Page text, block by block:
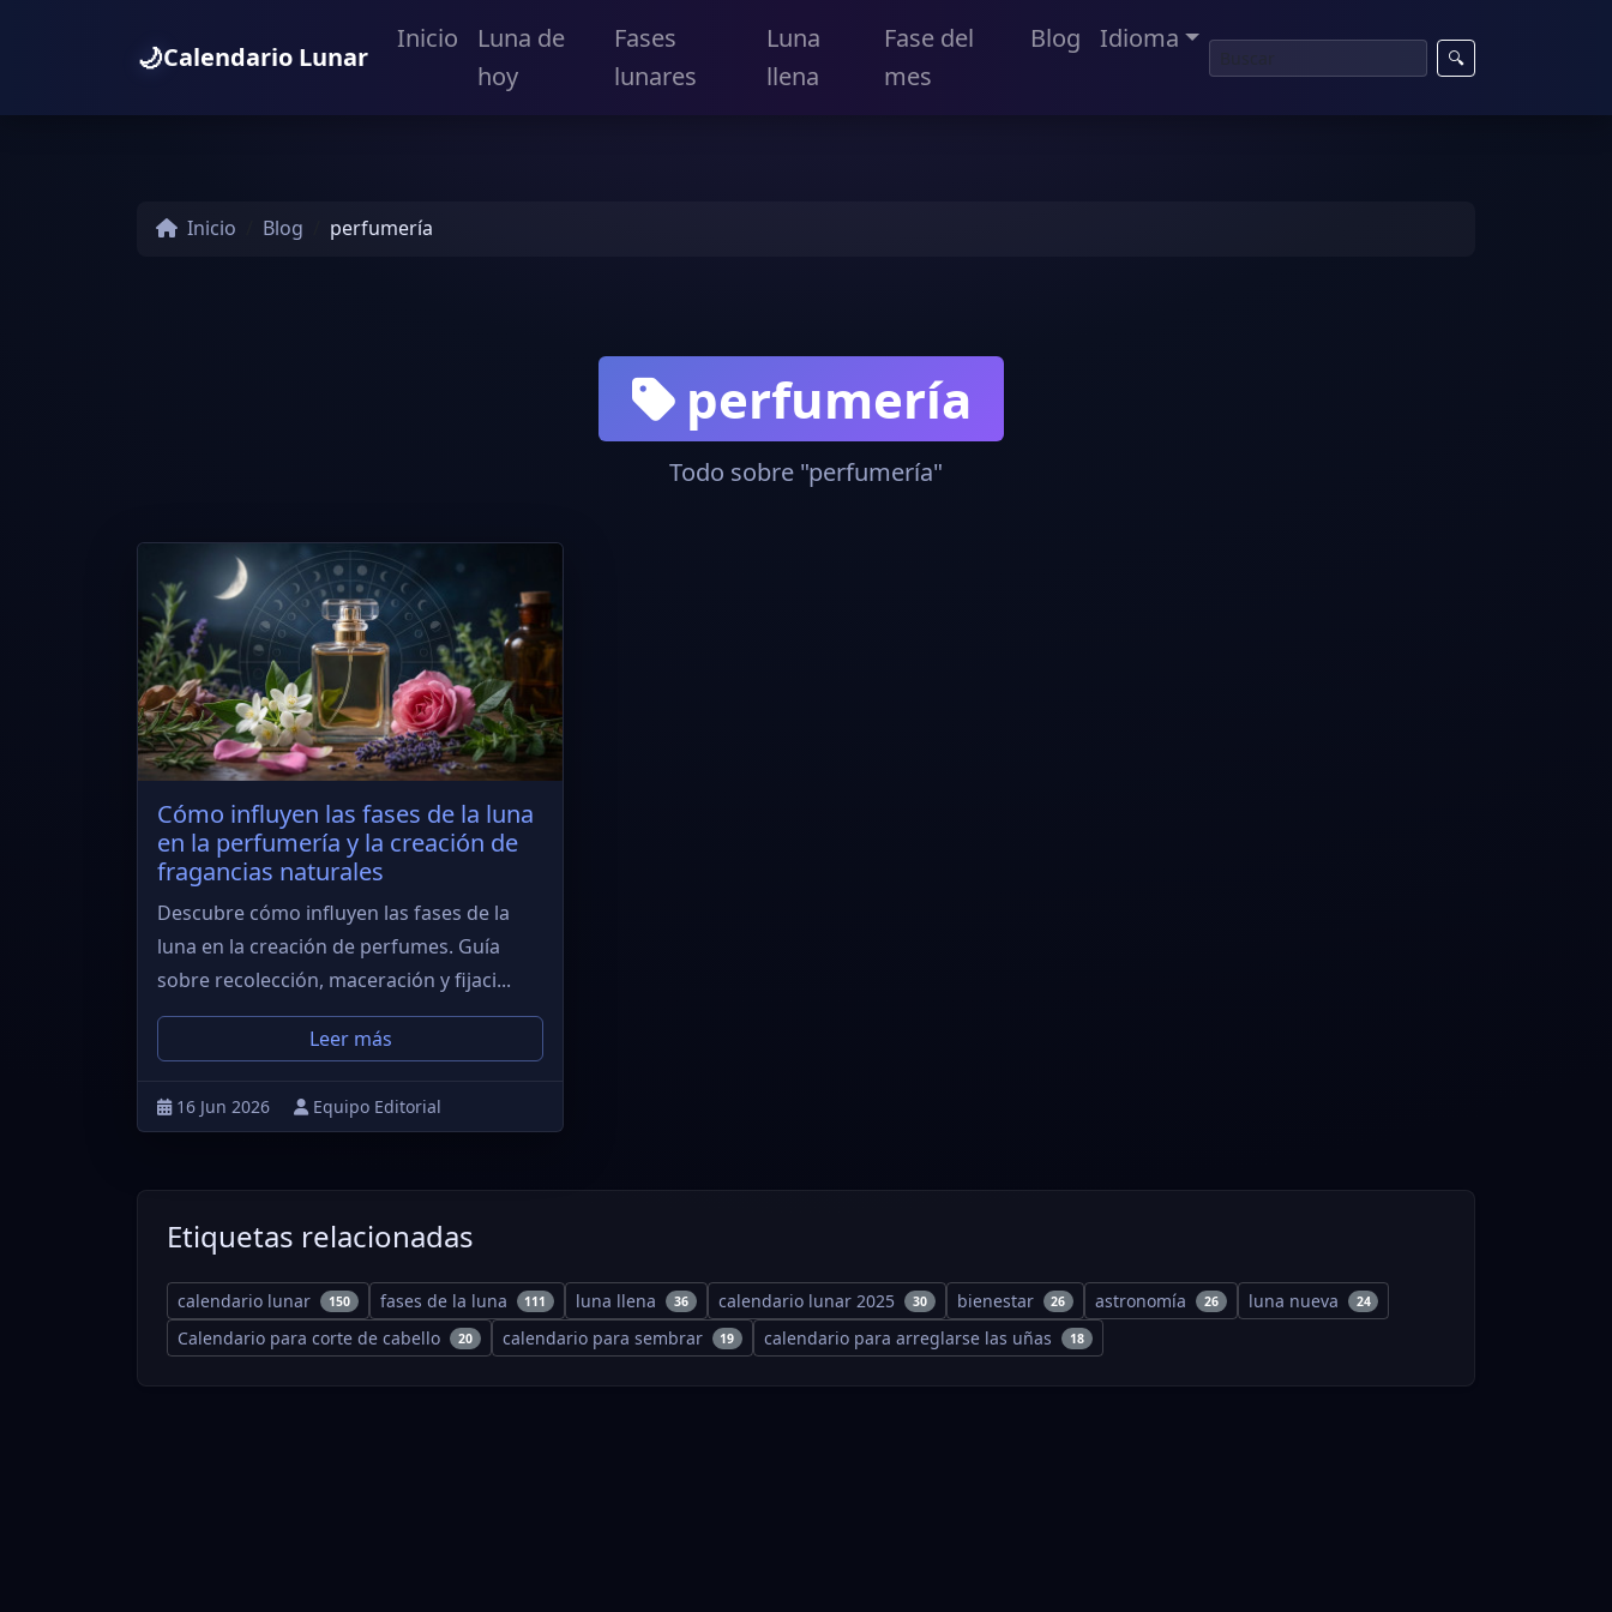
🌙Calendario Lunar
Inicio
Luna de
hoy
Fases
lunares
Luna
llena
Fase del
mes
Blog Idioma
🔍
Inicio Blog perfumería
perfumería
Todo sobre "perfumería"
Cómo influyen las fases de la luna
en la perfumería y la creación de
fragancias naturales
Descubre cómo influyen las fases de la
luna en la creación de perfumes. Guía
sobre recolección, maceración y fijaci...
Leer más
16 Jun 2026 Equipo Editorial
Etiquetas relacionadas
calendario lunar 150 fases de la luna 111 luna llena 36 calendario lunar 2025 30 bienestar 26 astronomía 26 luna nueva 24
Calendario para corte de cabello 20 calendario para sembrar 19 calendario para arreglarse las uñas 18